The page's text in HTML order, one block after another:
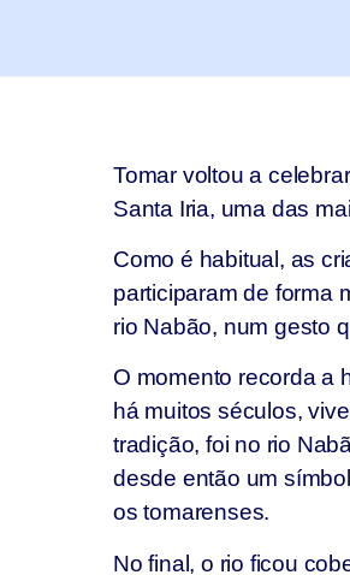
Tomar voltou a
Santa Iria, uma das
Como é habitual, as
participaram de forma
rio Nabão, num gesto
O momento recorda a
há muitos séculos,
tradição, foi no rio
desde então um
os tomarenses.
No final, o rio ficou